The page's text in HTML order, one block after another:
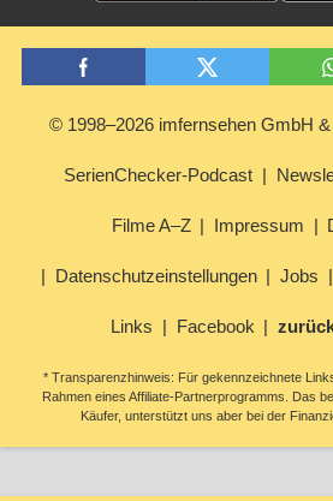
© 1998–2026 imfernsehen GmbH
SerienChecker-Podcast
Filme A–Z Impressum
Datenschutzeinstellungen Jobs
Links Facebook
* Transparenzhinweis: Für gekennzeichnete
Rahmen eines Affiliate-Partnerprogramms. Das
Käufer, unterstützt uns aber bei der